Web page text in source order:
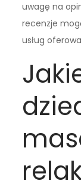
uwagę na
recenzje
usług